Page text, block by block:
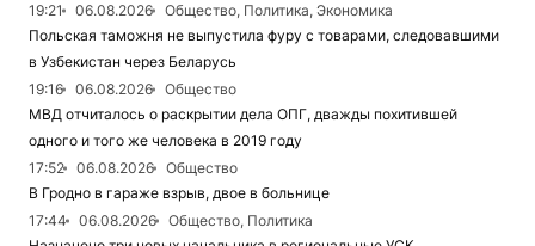
19:21
06.08.2026
Общество, Политика, Экономика
Польская таможня не выпустила фуру с товарами, следовавшими
в Узбекистан через Беларусь
19:16
06.08.2026
Общество
МВД отчиталось о раскрытии дела ОПГ, дважды похитившей
одного и того же человека в 2019 году
17:52
06.08.2026
Общество
В Гродно в гараже взрыв, двое в больнице
17:44
06.08.2026
Общество, Политика